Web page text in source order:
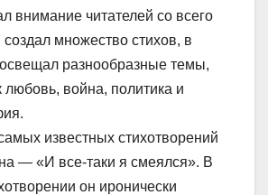
внимание читателей со всего
множество стихов, в
разнообразные темы,
любовь, война, политика и
известных стихотворений
— «И все-таки я смеялся». В
он иронически